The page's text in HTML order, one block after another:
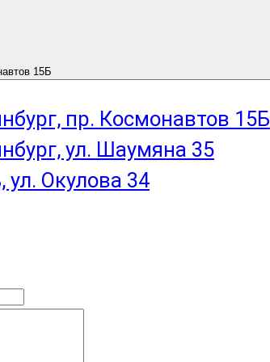
15Б
пр. Космонавтов 15Б
ул. Шаумяна 35
ул. Окулова 34